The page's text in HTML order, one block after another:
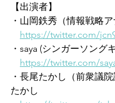
【出演者】
・山岡鉄秀（情報戦略ア
https://twitter.com/
・saya (シンガーソング
https://twitter.com/
・長尾たかし（前衆議
たかし